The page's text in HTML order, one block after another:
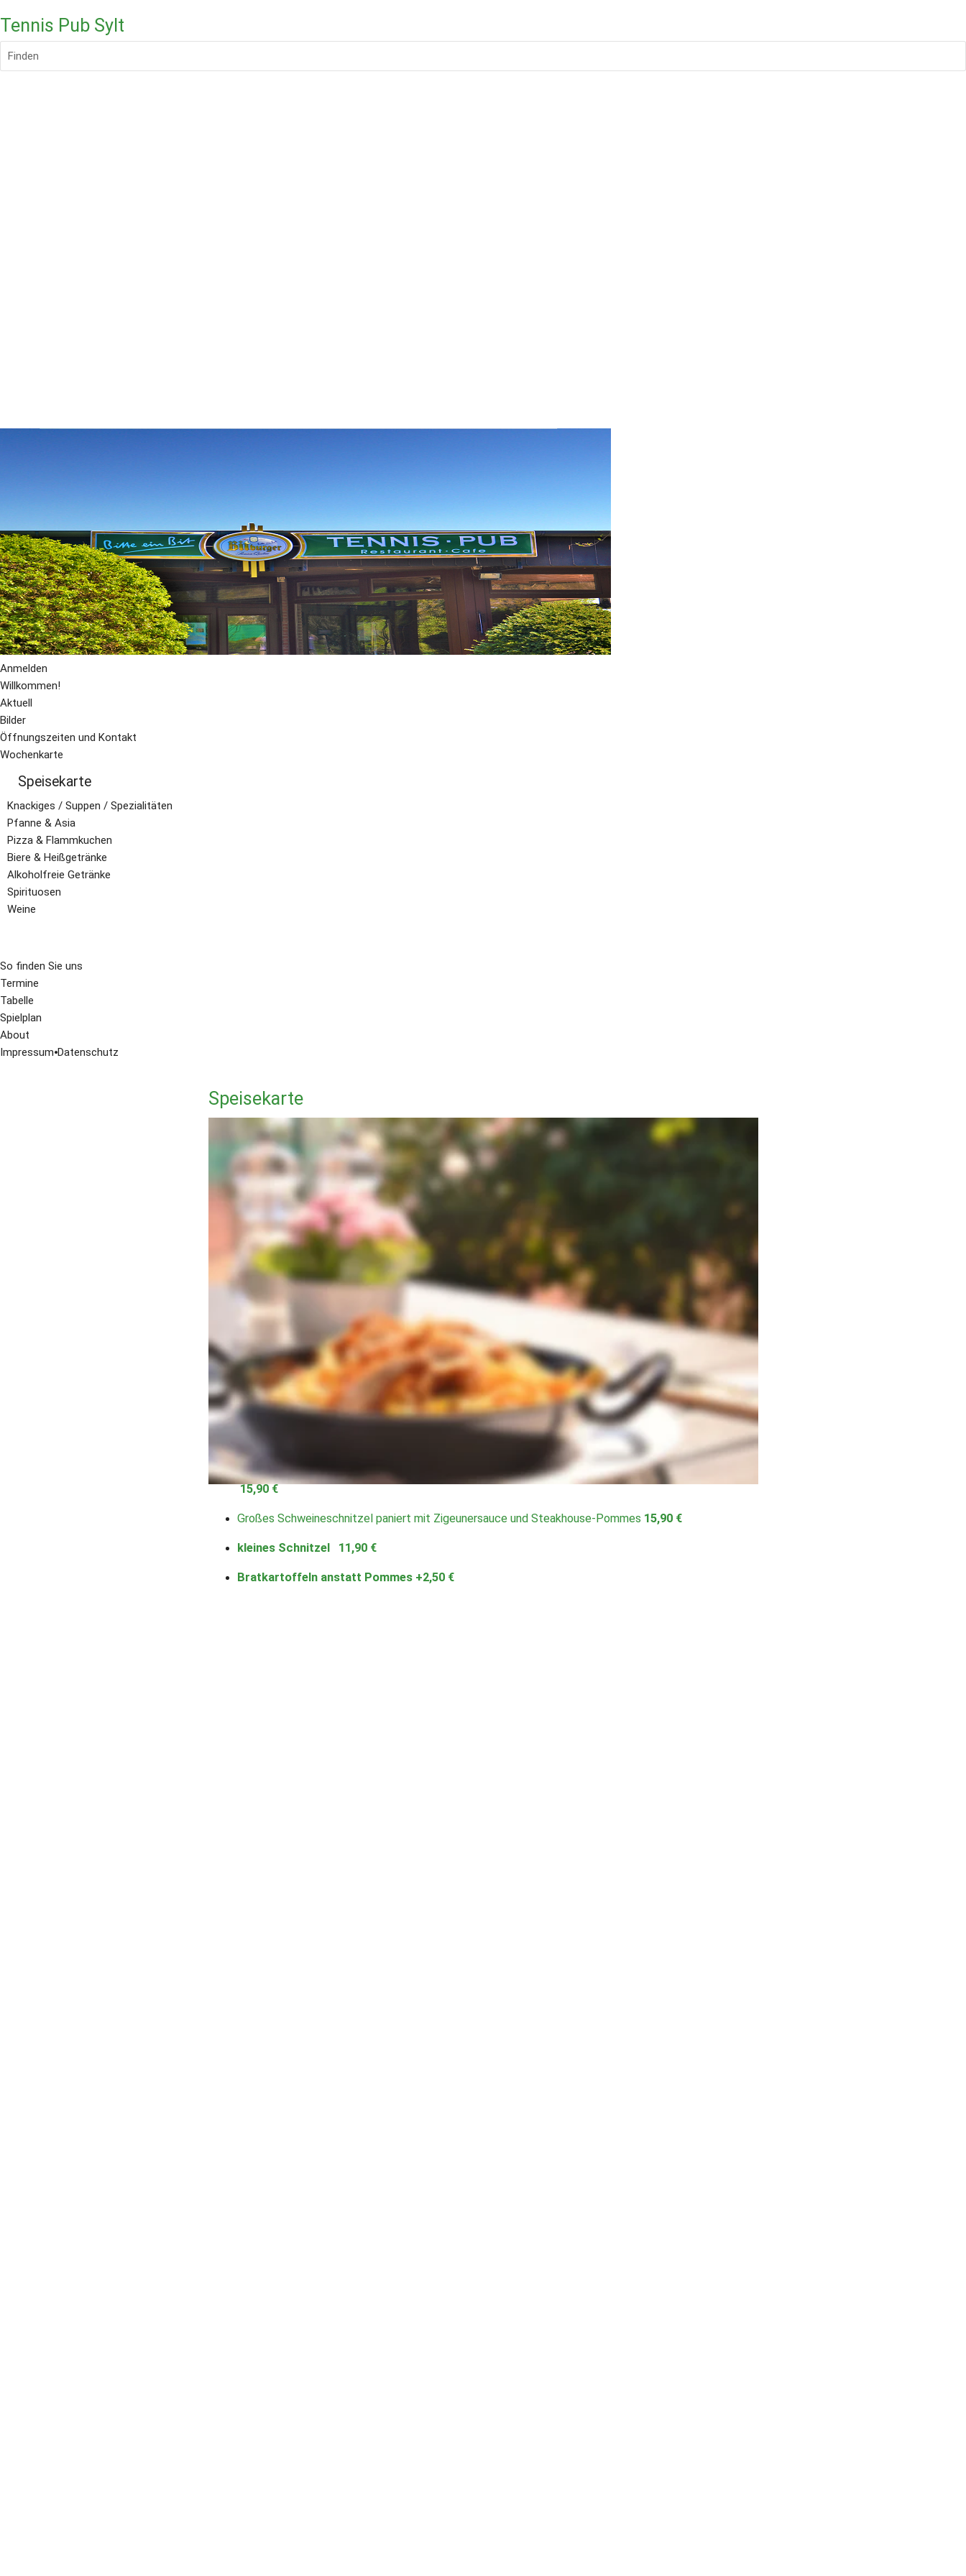
Tennis Pub Sylt
Finden
Anmelden
Willkommen!
Aktuell
Bilder
Öffnungszeiten und Kontakt
Wochenkarte
Speisekarte
Knackiges / Suppen / Spezialitäten
Pfanne & Asia
Pizza & Flammkuchen
Biere & Heißgetränke
Alkoholfreie Getränke
Spirituosen
Weine
So finden Sie uns
Termine
Tabelle
Spielplan
About
Impressum⦁Datenschutz
Speisekarte
Asiapfanne
Gebratene Nudeln
mit frischem Gemüse 9,90 €
mit Huhn und frischem Gemüse 12,90 €
mit gebackener Entenbrust und frischem Gemüse
gibt es alles auch in klein !!!
In unserer Asisapfanne wird das Huhn und die Ente mit Austernsauce zubereitet - Auf Wunsch auch ohne
Aus der Pfanne
Bauernfrühstück mit Gewürzgurke                                             und frischem Salat 12,90 €   klein 9,90 €
gebackener Camembert, serviert mit Toast, Butter und Preiselbeeren oder mit dunklem Brot und
Zwiebeln 10,90 €
Großes Schweineschnitzel paniert mit Champignon-Rahm-Sauce & Steakhouse-Pommes 15,90 €
Großes Schweineschnitzel „Wiener Art“ mit Steakhouse-Pommes, Preiselbeeren und Beilagen-Salat
15,90 €
Großes Schweineschnitzel paniert mit Zigeunersauce und Steakhouse-Pommes 15,90 €
kleines Schnitzel   11,90 €
Bratkartoffeln anstatt Pommes +2,50 €